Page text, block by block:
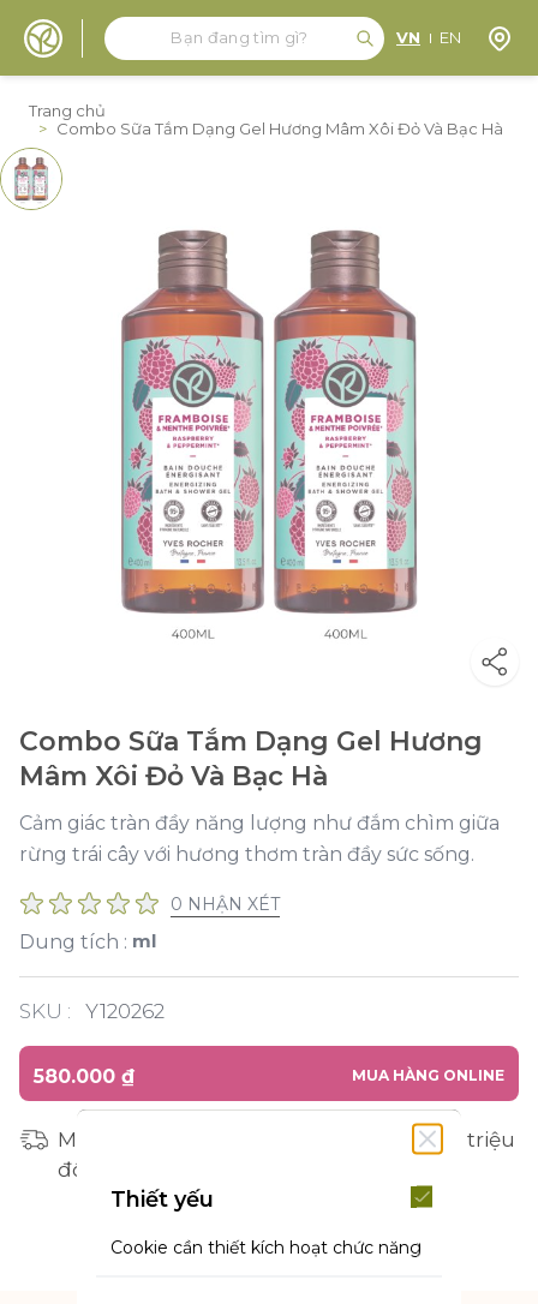
Tìm kiếm
Tìm kiếm
VN EN Định
Trang chủ
> Combo Sữa Tắm Dạng Gel Hương Mâm Xôi Đỏ Và Bạc Hà
Combo Sữa Tắm Dạng Gel Hương
Mâm Xôi Đỏ Và Bạc Hà
Cảm giác tràn đầy năng lượng như đắm chìm giữa
rừng trái cây với hương thơm tràn đầy sức sống.
0 NHẬN XÉT
Dung tích : ml
SKU : Y120262
580.000 ₫ MUA HÀNG ONLINE
Miễn phí vận chuyển cho đơn hàng từ 1 triệu
đồng
Thiết yếu
Cookie cần thiết kích hoạt chức năng